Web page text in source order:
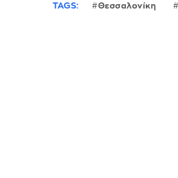
TAGS: Θεσσαλονίκη